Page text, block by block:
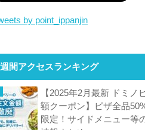
by point_ippanjin
週間アクセスランキング
【2025年2月最新 ドミノ
額クーポン】ピザ全品
限定！サイドメニュー等